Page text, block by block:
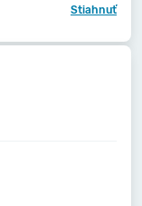
Stiahnuť